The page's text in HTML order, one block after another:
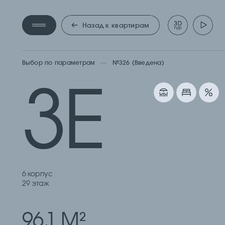
Назад к квартирам
Выбор по параметрам №326 (Введена)
3Е
6 корпус
29 этаж
2